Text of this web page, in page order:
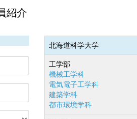
紹介
北海道科学大学
工学部
機械工学科
電気電子工学科
建築学科
都市環境学科